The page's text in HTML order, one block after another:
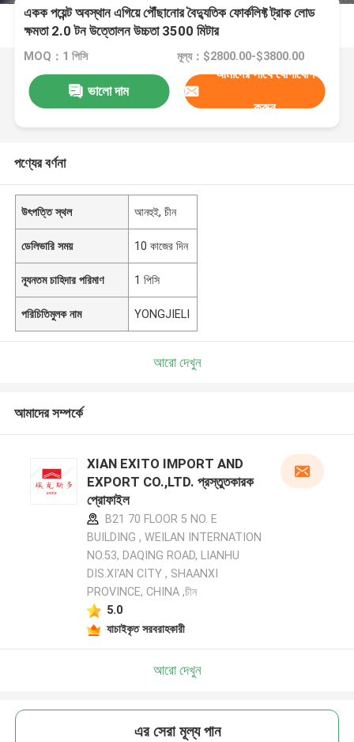
একক পয়েন্ট অবস্থান এগিয়ে পৌঁছানোর বৈদ্যুতিক ফোর্কলিফ্ট ট্রাক লোড
ক্ষমতা 2.0 টন উত্তোলন উচ্চতা 3500 মিটার
MOQ：1 পিসি মূল্য：$2800.00-$3800.00
ভালো দাম
আমাদের সাথে যোগাযোগ
করুন
পণ্যের বর্ণনা
উৎপত্তি স্থল আনহুই, চীন
ডেলিভারি সময় 10 কাজের দিন
ন্যূনতম চাহিদার পরিমাণ 1 পিসি
পরিচিতিমুলক নাম YONGJIELI
আরো দেখুন
আমাদের সম্পর্কে
XIAN EXITO IMPORT AND
EXPORT CO.,LTD. প্রস্তুতকারক
প্রোফাইল
B21 70 FLOOR 5 NO. E
BUILDING , WEILAN INTERNATION
NO.53, DAQING ROAD, LIANHU
DIS.XI'AN CITY , SHAANXI
PROVINCE, CHINA ,চীন
5.0
যাচাইকৃত সরবরাহকারী
আরো দেখুন
এর সেরা মূল্য পান